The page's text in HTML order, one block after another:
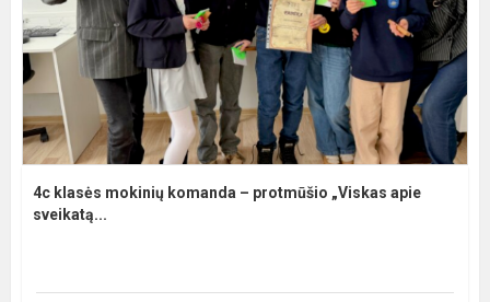
4c klasės mokinių komanda – protmūšio „Viskas apie
sveikatą...